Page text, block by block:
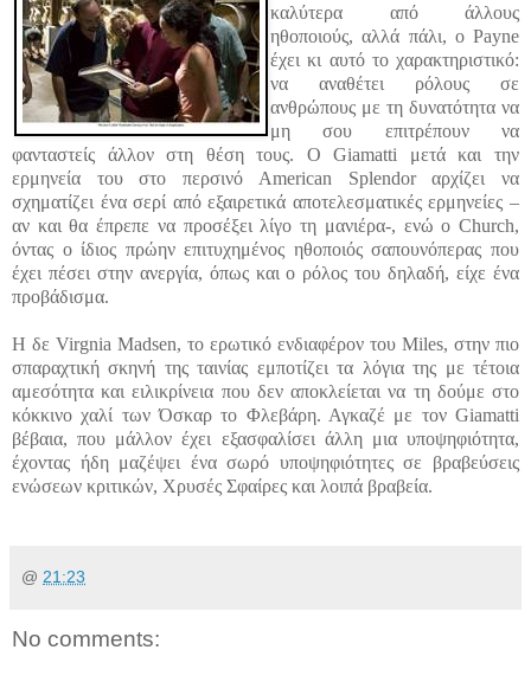
καλύτερα από άλλους
ηθοποιούς, αλλά πάλι, ο Payne
έχει κι αυτό το χαρακτηριστικό:
να αναθέτει ρόλους σε
ανθρώπους με τη δυνατότητα να
μη σου επιτρέπουν να
φανταστείς άλλον στη θέση τους. Ο Giamatti μετά και την
ερμηνεία του στο περσινό American Splendor αρχίζει να
σχηματίζει ένα σερί από εξαιρετικά αποτελεσματικές ερμηνείες –
αν και θα έπρεπε να προσέξει λίγο τη μανιέρα-, ενώ ο Church,
όντας ο ίδιος πρώην επιτυχημένος ηθοποιός σαπουνόπερας που
έχει πέσει στην ανεργία, όπως και ο ρόλος του δηλαδή, είχε ένα
προβάδισμα.
Η δε Virgnia Madsen, το ερωτικό ενδιαφέρον του Miles, στην πιο
σπαραχτική σκηνή της ταινίας εμποτίζει τα λόγια της με τέτοια
αμεσότητα και ειλικρίνεια που δεν αποκλείεται να τη δούμε στο
κόκκινο χαλί των Όσκαρ το Φλεβάρη. Αγκαζέ με τον Giamatti
βέβαια, που μάλλον έχει εξασφαλίσει άλλη μια υποψηφιότητα,
έχοντας ήδη μαζέψει ένα σωρό υποψηφιότητες σε βραβεύσεις
ενώσεων κριτικών, Χρυσές Σφαίρες και λοιπά βραβεία.
@ 21:23
No comments: